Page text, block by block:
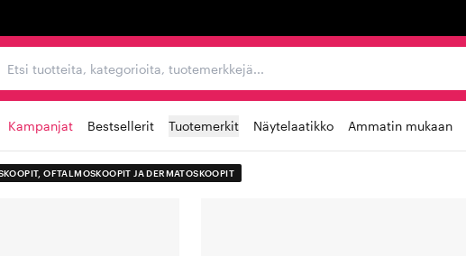
tuotteita, kategorioita, tuotemerkkejä...
Kampanjat Bestsellerit Tuotemerkit Näytelaatikko Ammatin mukaan
OFTALMOSKOOPIT JA DERMATOSKOOPIT